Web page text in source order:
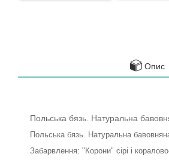
Опис
Польська бязь. Натуральна
Польська бязь. Натуральна
Забарвлення: "Корони" сірі і